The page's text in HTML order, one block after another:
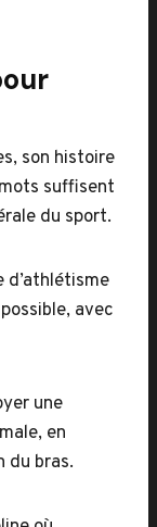
son histoire
suffisent
du sport.
d’athlétisme
avec
une
en
du bras.